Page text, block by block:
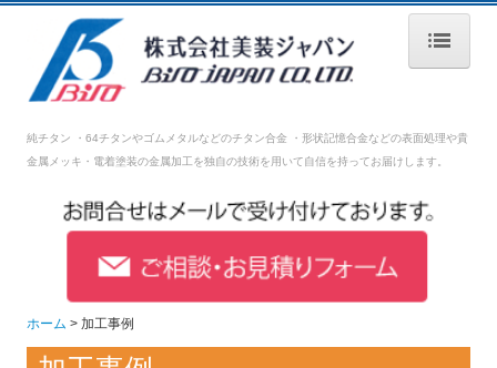
ホーム
会社案内
純チタン ・64チタンやゴムメタルなどのチタン合金 ・形状記憶合金などの表面処理や貴
金属メッキ・電着塗装の金属加工を独自の技術を用いて自信を持ってお届けします。
ホーム 加工事例